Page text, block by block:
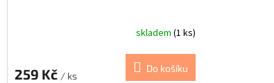
skladem (1 ks)
259 Kč / ks
Do košíku